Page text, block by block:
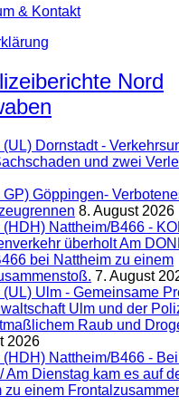
& Kontakt
Nord
(UL) Dornstadt -
und zwei
GP) Göppingen-
8. August 2026
(HDH) Nattheim/B466 -
überholt Am
bei Nattheim zu einem
7. August
(UL) Ulm - Gemeinsame
Ulm und der
Raub und
2026
(HDH) Nattheim/B466 -
Am Dienstag kam es auf
zu einem